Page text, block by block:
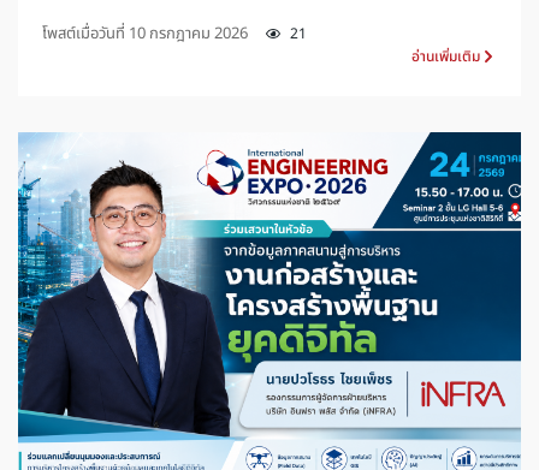
โพสต์เมื่อวันที่ 10 กรกฎาคม 2026
21
อ่านเพิ่มเติม